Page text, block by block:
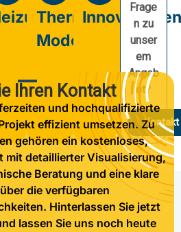
Thermische
Modernisierung
Frage
n zu
unser
em
Angeb
ot?
Kontakt
Ihren Kontakt
und hochqualifizierte
effizient umsetzen. Zu
gehören ein kostenloses,
mit detaillierter Visualisierung,
Beratung und eine klare
die verfügbaren
Hinterlassen Sie jetzt
lassen Sie uns noch heute